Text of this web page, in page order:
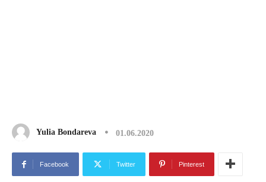
Yulia Bondareva 01.06.2020
Facebook Twitter Pinterest